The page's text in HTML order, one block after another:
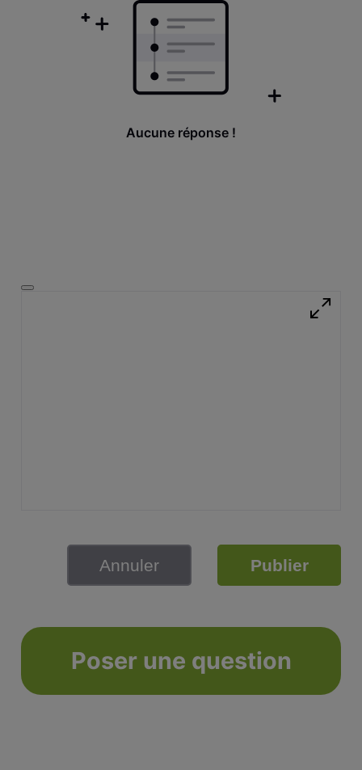
Aucune réponse !
Annuler Publier
Poser une question